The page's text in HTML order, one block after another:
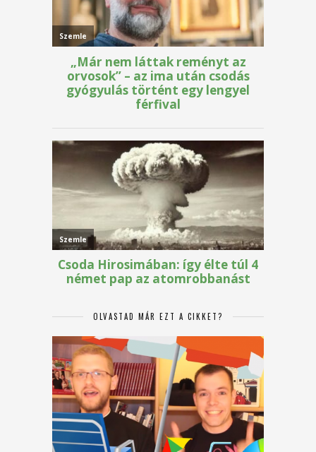
OLVASTAD MÁR EZT A CIKKET?